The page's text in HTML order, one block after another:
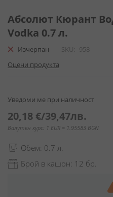
към
началото
на
галерия
снимки
Абсолют Кюрант
Vodka 0.7 л.
Изчерпан SKU
958
Оцени продукта
Уведоми ме при наличност
20,18 €/39,47лв.
Валутен курс: 1 EUR = 1.95583 BGN
Обем: 0.7 л.
Брой в кашон: 12 бр.